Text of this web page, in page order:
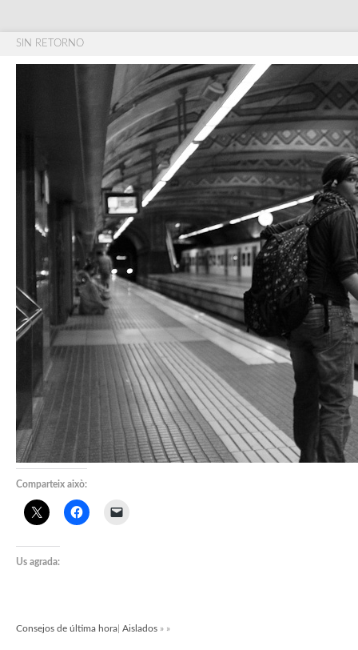
SIN RETORNO
Comparteix això:
Us agrada:
Consejos de última hora Aislados » »